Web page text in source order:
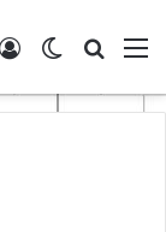
Switch skin
Войти